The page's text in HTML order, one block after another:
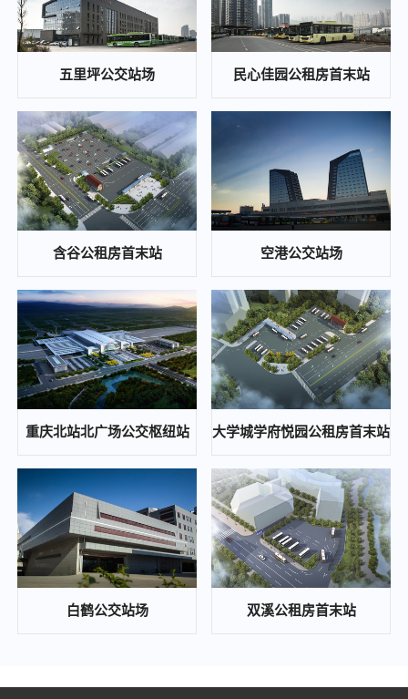
重庆城市综合交通枢纽(集团)有限公司 大竹林站TOD项目施工图审查比选公告
2025-02-22
陈庹路综合大楼空置房屋招租公告
2025-01-21
招标公告曹家湾公交站场项目施工招标公告
2024-11-22
重庆东站片区次支路网项目黄明路燃气管道改造工程安全评估 比选公告
2024-11-22
2024-11-20
重庆通邑保安服务有限公司2024年度保安人员工作服（含轨道安检工作服）采购服务（第二次）比选邀请公告
2024-10-12
重庆东站铁路综合交通枢纽高铁新经济区基础设施工程(开成路兴塘路拓宽及东延伸段、东侧集散通道)一期景观绿化工程、交通工程、照明工程第三方检测中(选)标候选人公示
2024-10-12
重庆通邑智慧城市运营管理有限公司公司办公室局部改造项目比选公告
2024-10-12
歇马、木耳等公交站场项目配电工程中(选)标候选人公示
2024-10-08
重庆东站铁路综合交通枢纽高铁新经济区基础设施工程（开成路、兴塘路拓宽及东延伸段、东侧集散通道）一期景观绿化工程、交通工程、照明工程第三方检测 答疑补遗通知
2024-09-26
通邑保安培训基地食堂食材配送比选邀请公告
2024-09-23
2024-09-23
五里坪公交站场 民心佳园公租房首末站
含谷公租房首末站 空港公交站场
重庆北站北广场公交枢纽站 大学城学府悦园公租房首末站
白鹤公交站场 双溪公租房首末站